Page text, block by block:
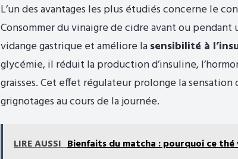
L’un des avantages les plus étudiés concerne le
Consommer du vinaigre de cidre avant ou
vidange gastrique et améliore lasensibilité à
glycémie, il réduit la production d’insuline,
graisses. Cet effet régulateur prolonge la
grignotages au cours de la journée.
LIRE AUSSI Bienfaits du matcha : pourquoi ce